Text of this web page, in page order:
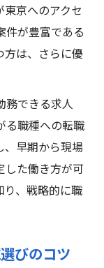
京へのアクセ
件が豊富である
方は、さらに優
務できる求人
る職種への転職
早期から現場
した働き方が可
、戦略的に職
びのコツ